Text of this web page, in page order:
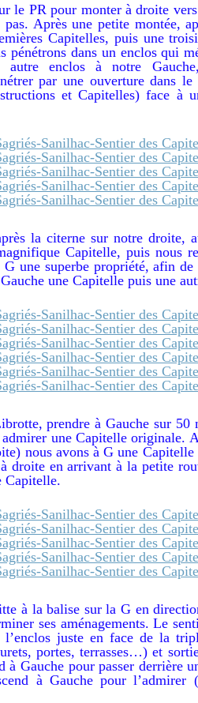
le PR pour monter à droite
Après une petite montée,
Capitelles, puis une
pénétrons dans un enclos qui
autre enclos à notre
par une ouverture dans
et Capitelles) face à
la citerne sur notre droite,
Capitelle, puis nous
une superbe propriété, afin de
une Capitelle puis une
prendre à Gauche sur 50
une Capitelle originale.
nous avons à G une Capitelle
droite en arrivant à la petite
Capitelle.
à la balise sur la G en
ses aménagements. Le
l’enclos juste en face de la
portes, terrasses…) et
Gauche pour passer derrière
à Gauche pour l’admirer